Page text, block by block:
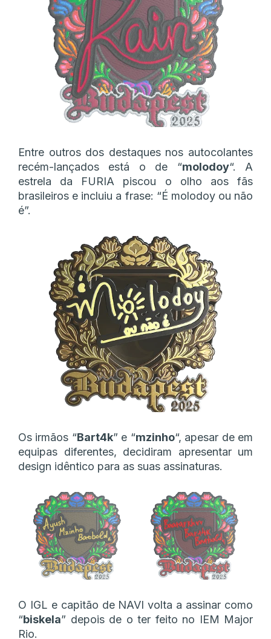
Entre outros dos destaques nos autocolantes
recém-lançados está o de “molodoy“. A
estrela da FURIA piscou o olho aos fãs
brasileiros e incluiu a frase: “É molodoy ou não
é”.
Os irmãos “Bart4k” e “mzinho“, apesar de em
equipas diferentes, decidiram apresentar um
design idêntico para as suas assinaturas.
O IGL e capitão de NAVI volta a assinar como
“biskela” depois de o ter feito no IEM Major
Rio.